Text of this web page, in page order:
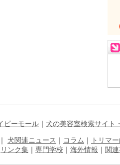
ピーモール 犬の美容室検索サイト
犬関連ニュース コラム
トリマ
リンク集 専門学校 海外情報 関